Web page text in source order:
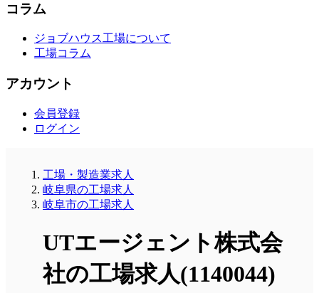
コラム
ジョブハウス工場について
工場コラム
アカウント
会員登録
ログイン
工場・製造業求人
岐阜県の工場求人
岐阜市の工場求人
UTエージェント株式会
社の工場求人(1140044)